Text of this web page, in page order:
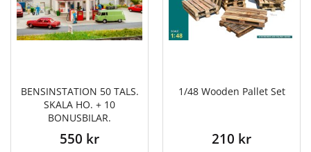
BENSINSTATION 50 TALS.
SKALA HO. + 10
BONUSBILAR.
550 kr
1/48 Wooden Pallet Set
210 kr